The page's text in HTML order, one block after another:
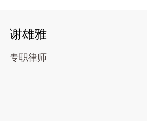
谢雄雅
专职律师